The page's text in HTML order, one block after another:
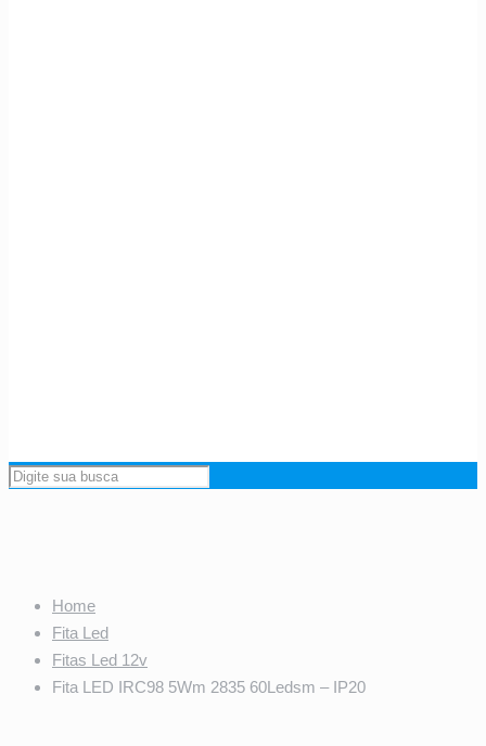
Home
Fita Led
Fitas Led 12v
Fita LED IRC98 5Wm 2835 60Ledsm – IP20